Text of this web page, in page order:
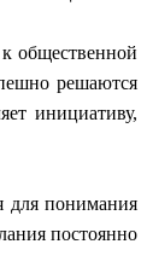
общественной
решаются
инициативу,
для понимания
постоянно